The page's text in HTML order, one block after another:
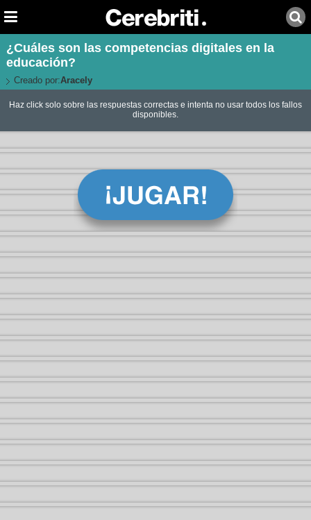
¿Cuáles son las competencias digitales en la
educación?
Creado por:Aracely
Haz click solo sobre las respuestas correctas e intenta no usar todos los fallos
disponibles.